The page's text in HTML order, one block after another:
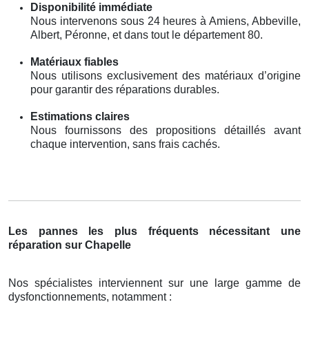
Disponibilité immédiate
Nous intervenons sous 24 heures à Amiens, Abbeville,
Albert, Péronne, et dans tout le département 80.
Matériaux fiables
Nous utilisons exclusivement des matériaux d’origine
pour garantir des réparations durables.
Estimations claires
Nous fournissons des propositions détaillés avant
chaque intervention, sans frais cachés.
Les pannes les plus fréquents nécessitant une
réparation sur Chapelle
Nos spécialistes interviennent sur une large gamme de
dysfonctionnements, notamment :